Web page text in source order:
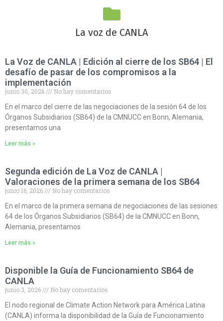
La voz de CANLA
La Voz de CANLA | Edición al cierre de los SB64 | El
desafío de pasar de los compromisos a la
implementación
junio 30, 2026
No hay comentarios
En el marco del cierre de las negociaciones de la sesión 64 de los
Órganos Subsidiarios (SB64) de la CMNUCC en Bonn, Alemania,
presentamos una
Leer más »
Segunda edición de La Voz de CANLA |
Valoraciones de la primera semana de los SB64
junio 16, 2026
No hay comentarios
En el marco de la primera semana de negociaciones de las sesiones
64 de los Órganos Subsidiarios (SB64) de la CMNUCC en Bonn,
Alemania, presentamos
Leer más »
Disponible la Guía de Funcionamiento SB64 de
CANLA
junio 3, 2026
No hay comentarios
El nodo regional de Climate Action Network para América Latina
(CANLA) informa la disponibilidad de la Guía de Funcionamiento